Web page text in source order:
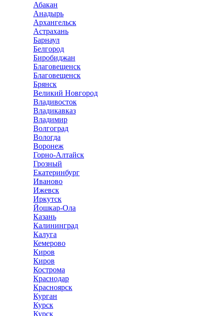
Абакан
Анадырь
Архангельск
Астрахань
Барнаул
Белгород
Биробиджан
Благовещенск
Благовещенск
Брянск
Великий Новгород
Владивосток
Владикавказ
Владимир
Волгоград
Вологда
Воронеж
Горно-Алтайск
Грозный
Екатеринбург
Иваново
Ижевск
Иркутск
Йошкар-Ола
Казань
Калининград
Калуга
Кемерово
Киров
Киров
Кострома
Краснодар
Красноярск
Курган
Курск
Курск